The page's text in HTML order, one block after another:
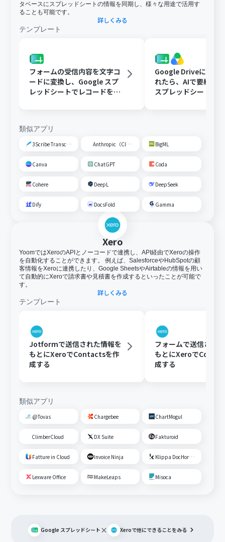
タベースにスプレッドシートの情報を同期し、様々な用途で活用す
ることも可能です。
詳しくみる
テンプレート
フォームの受信内容を文字コ
ードに変換し、Google スプ
レッドシートでレコードを追
Google Driveに文書
れたら、AIで要約し
スプレッドシートの
類似アプリ
3Scribe Transcription Anthropic（Claude） BigML
Canva ChatGPT Coda
Cohere DeepL DeepSeek
Dify DocsFold Gamma
Xero
YoomではXeroのAPIとノーコードで連携し、API経由でXeroの操作
を自動化することができます。 例えば、SalesforceやHubSpotの顧
客情報をXeroに連携したり、Google SheetsやAirtableの情報を用い
て自動的にXeroで請求書や見積書を作成するといったことが可能で
す。
詳しくみる
テンプレート
Jotformで送信された情報を
もとにXeroでContactsを作
成する
フォームで送信され
もとにXeroで
成する
類似アプリ
@Tovas Chargebee ChartMogul
ClimberCloud DX Suite Fakturoid
Fatture in Cloud Invoice Ninja Klippa DocHorizon
Lexware Office MakeLeaps Misoca
Google スプレッドシート × Xeroで他にできることをみる